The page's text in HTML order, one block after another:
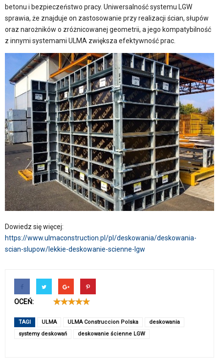
betonu i bezpieczeństwo pracy. Uniwersalność systemu LGW
sprawia, że znajduje on zastosowanie przy realizacji ścian, słupów
oraz narożników o zróżnicowanej geometrii, a jego kompatybilność
z innymi systemami ULMA zwiększa efektywność prac.
Dowiedz się więcej:
https://www.ulmaconstruction.pl/pl/deskowania/deskowania-
scian-slupow/lekkie-deskowanie-scienne-lgw
OCEŃ:
TAGI ULMA ULMA Construccion Polska
deskowania
systemy deskowań
deskowanie ścienne LGW